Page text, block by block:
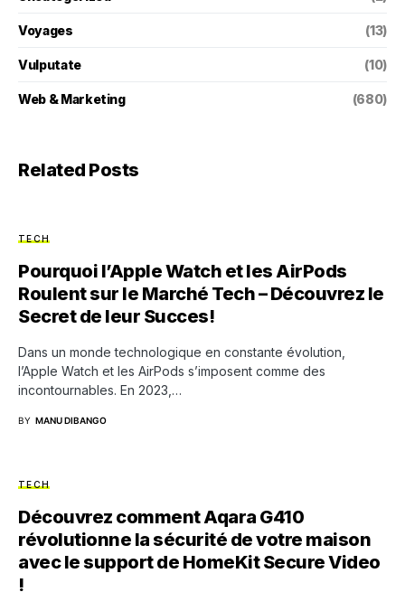
Voyages (13)
Vulputate (10)
Web & Marketing (680)
Related Posts
TECH
Pourquoi l’Apple Watch et les AirPods
Roulent sur le Marché Tech – Découvrez le
Secret de leur Succes!
Dans un monde technologique en constante évolution,
l’Apple Watch et les AirPods s’imposent comme des
incontournables. En 2023,…
BY MANU DIBANGO
TECH
Découvrez comment Aqara G410
révolutionne la sécurité de votre maison
avec le support de HomeKit Secure Video
!